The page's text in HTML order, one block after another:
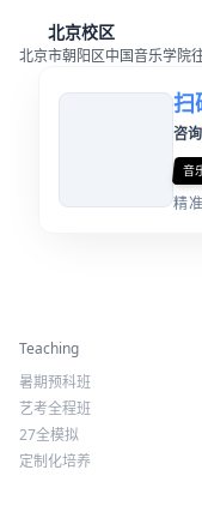
北京校区
北京市朝阳区中国音乐学院
扫
咨
音
精
Teaching
暑期预科班
艺考全程班
27全模拟
定制化培养